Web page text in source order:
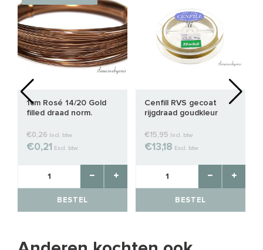
1cm Rosé 14/20 Gold
filled draad norm.
€0,26 Incl. btw
€0,21 Excl. btw
BESTEL
Cenfill RVS gecoat
rijgdraad goudkleur
€15,95 Incl. btw
€13,18 Excl. btw
BESTEL